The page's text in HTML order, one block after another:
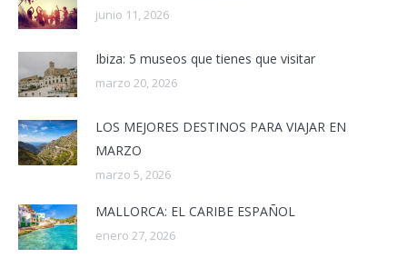
junio 11, 2026
Ibiza: 5 museos que tienes que visitar
marzo 20, 2026
LOS MEJORES DESTINOS PARA VIAJAR EN
MARZO
marzo 5, 2026
MALLORCA: EL CARIBE ESPAÑOL
enero 27, 2026